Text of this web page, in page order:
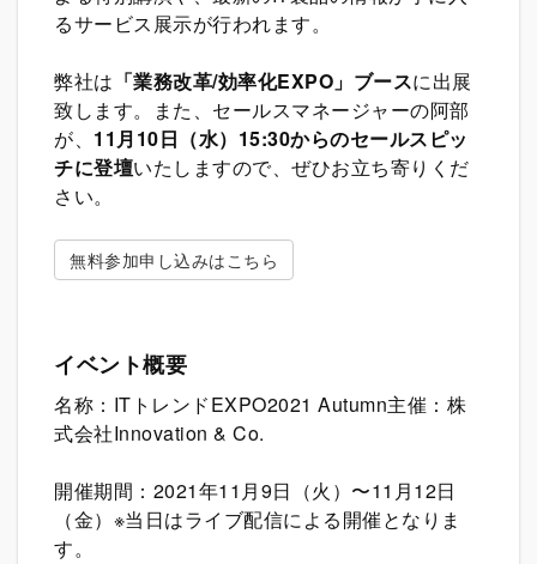
るサービス展示が行われます。
弊社は 「業務改革/効率化EXPO」ブースに出展
致します。また、セールスマネージャーの阿部
が、 11月10日（水）15:30からのセールスピッ
チに登壇いたしますので、ぜひお立ち寄りくだ
さい。
無料参加申し込みはこちら
イベント概要
名称： ITトレンドEXPO2021 Autumn主催：株
式会社Innovation & Co.
開催期間：2021年11月9日（火）〜11月12日
（金）※当日はライブ配信による開催となりま
す。